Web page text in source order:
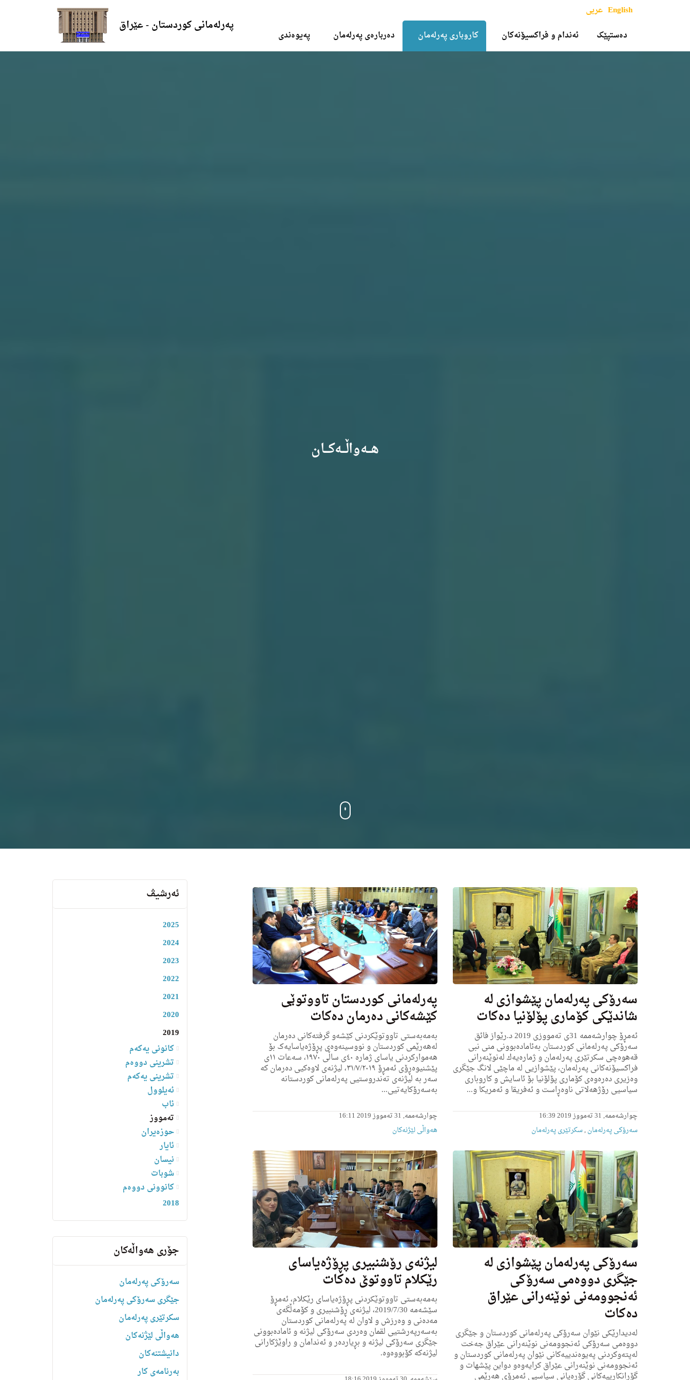
پەرلەمانی کوردستان - عێراق
دەستپێک ئەندام و فراکسیۆنەکان کاروباری پەرلەمان دەربارەی پەرلەمان پەیوەندی
English عربی
هـــەواڵـــەکـــان
سه‌رۆكی په‌رله‌مان پێشوازی له‌
شاندێكی كۆمارى پۆلۆنیا ده‌كات
ئه‌مڕۆ چوارشه‌ممه‌ 31ی ته‌مووزی 2019 د.رێواز فائق
سه‌رۆكی په‌رله‌مانی كوردستان به‌ئاماده‌بوونی منی نبی
قه‌هوه‌چی سكرتێری په‌رله‌مان و ژماره‌یه‌ك له‌نوێنه‌رانی
فراكسیۆنه‌كانی په‌رله‌مان، پێشوازیی له‌ ماچێی لانگ جێگری
وه‌زیری ده‌ره‌وه‌ی كۆماری پۆلۆنیا بۆ ئاسایش و كاروبارى
سیاسیی رۆژهه‌لاتی ناوه‌ڕاست و ئه‌فریقا و ئه‌مریكا و...
چوارشەممە, 31 تەمووز 2019 16:39
سەرۆکی پەرلەمان,سکرتێری پەرلەمان
پەرلەمانی کوردستان تاووتوێی
کێشەکانی دەرمان دەکات
بەمەبەستی تاووتوێکردنی کێشەو گرفتەکانی دەرمان
لەهەرێمی کوردستان و نووسینەوەی پڕۆژەیاسایەک بۆ
هەموارکردنی یاسای ژمارە ٤٠ی ساڵی ١٩٧٠، سەعات ١١ی
پێشنیوەڕۆی ئەمڕۆ ٣١/٧/٢٠١٩، لیژنەی لاوەکیی دەرمان کە
سەر بە لیژنەی تەندروستیی پەرلەمانی کوردستانە
بەسەرۆكایه‌تیی...
چوارشەممە, 31 تەمووز 2019 16:11
هه‌واڵى لێژنه‌كان
سه‌رۆكی په‌رله‌مان پێشوازی له‌
جێگرى دووه‌می سه‌رۆكی
ئه‌نجوومه‌نی نوێنه‌رانی عێراق
ده‌كات
له‌دیدارێكى نێوان سه‌رۆكی په‌رله‌مانی كوردستان و جێگرى
دووه‌مى سه‌رۆكی ئه‌نجوومه‌نی نوێنه‌رانی عێراق جه‌خت
له‌پته‌وكردنی په‌یوه‌ندییه‌كانی نێوان په‌رله‌مانی كوردستان و
ئه‌نجوومه‌نی نوێنه‌رانی عێراق كرایه‌وه‌و دواین پێشهات و
گۆڕانكارییه‌كانی گۆڕه‌پانی سیاسیی ئه‌مڕۆی هه‌رێمی
لیژنه‌ی رۆشنبیرى پڕۆژه‌یاسای
رێكلام تاووتوێ ده‌كات
به‌مه‌به‌ستی تاووتوێكردنی پڕۆژه‌یاسای رێكلام، ئه‌مڕۆ
سێشه‌مه‌ 2019/7/30، لیژنه‌ى ڕۆشنبیری و کۆمەڵگەی
مەدەنی و وه‌رزش و لاوان له‌ په‌رله‌مانی كوردستان
به‌سه‌رپه‌رشتیى لقمان وه‌ردى سه‌رۆكی لیژنه‌ و ئاماده‌بوونی
جێگرى سه‌رۆكی لیژنه‌ و بڕیارده‌ر و ئه‌ندامان و راوێژكارانی
لیژنه‌كه‌ كۆبووه‌وه‌.
ئەرشیڤ
2025
2024
2023
2022
2021
2020
2019
کانونی یەکەم
تشرینی دووەم
تشرینی یەکەم
ئەیلوول
ئاب
تەمووز
حوزەیران
ئایار
نیسان
شوبات
کانوونی دووەم
2018
جۆری هەواڵەکان
سەرۆکی پەرلەمان
جێگری سەرۆکی پەرلەمان
سکرتێری پەرلەمان
هه‌واڵى لێژنه‌كان
دانیشتنه‌کان
بەرنامەی کار